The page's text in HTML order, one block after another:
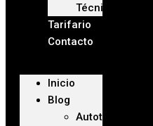
Técnico
Tarifario
Contacto
Inicio
Blog
Autoteca